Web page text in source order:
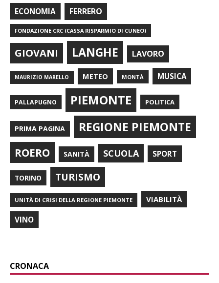
ECONOMIA FERRERO
FONDAZIONE CRC (CASSA RISPARMIO DI CUNEO)
GIOVANI LANGHE LAVORO
MAURIZIO MARELLO METEO MONTÀ MUSICA
PALLAPUGNO PIEMONTE POLITICA
PRIMA PAGINA REGIONE PIEMONTE
ROERO SANITÀ SCUOLA SPORT
TORINO TURISMO
UNITÀ DI CRISI DELLA REGIONE PIEMONTE VIABILITÀ
VINO
CRONACA